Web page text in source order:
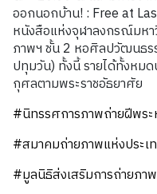
ออกนอกบ้าน! : Free at
หนังสือแห่งจุฬาลงกรณ์มหา
ภาพฯ ชั้น 2 หอศิลปวัฒนธ
ปทุมวัน) ทั้งนี้ รายได้ทั้งหมด
กุศลตามพระราชอัธยาศัย
#นิทรรศการภาพถ่ายฝีพร
#สมาคมถ่ายภาพแห่งประเ
#มูลนิธิส่งเสริมการถ่ายภาพ